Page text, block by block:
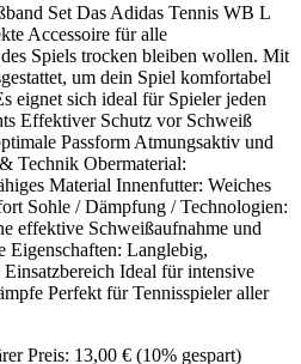
Set Das Adidas Tennis WB L
Accessoire für alle
Spiels trocken bleiben wollen. Mit
um dein Spiel komfortabel
eignet sich ideal für Spieler jeden
Effektiver Schutz vor Schweiß
Passform Atmungsaktiv und
Technik Obermaterial:
Material Innenfutter: Weiches
Sohle / Dämpfung / Technologien:
effektive Schweißaufnahme und
Eigenschaften: Langlebig,
Ideal für intensive
Perfekt für Tennisspieler aller
Preis: 13,00 € (10% gespart)